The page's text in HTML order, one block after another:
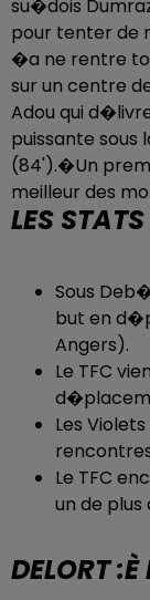
su�dois
pour tenter de
�a ne rentre
sur un centre
Adou qui
puissante sous
(84').�Un
meilleur des
LES STATS
Sous
but en
Angers).
Le TFC
Les
Le TFC
un de
DELORT